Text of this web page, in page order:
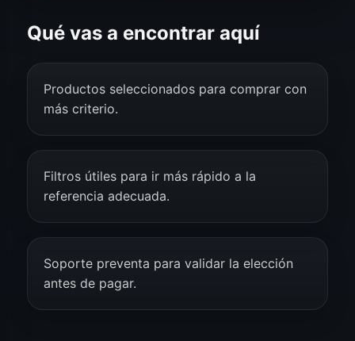
Qué vas a encontrar aquí
Productos seleccionados para comprar con
más criterio.
Filtros útiles para ir más rápido a la
referencia adecuada.
Soporte preventa para validar la elección
antes de pagar.